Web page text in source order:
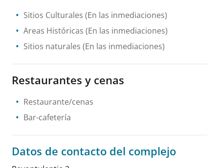
Sitios Culturales (En las inmediaciones)
Areas Históricas (En las inmediaciones)
Sitios naturales (En las inmediaciones)
Restaurantes y cenas
Restaurante/cenas
Bar-cafetería
Datos de contacto del complejo